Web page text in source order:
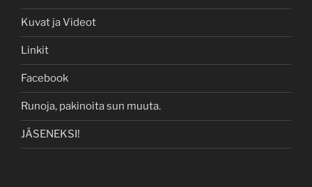
Kuvat ja Videot
Linkit
Facebook
Runoja, pakinoita sun muuta.
JÄSENEKSI!